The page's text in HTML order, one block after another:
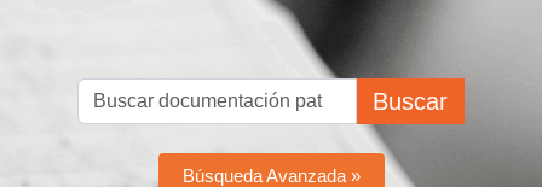
Buscar
Búsqueda Avanzada »